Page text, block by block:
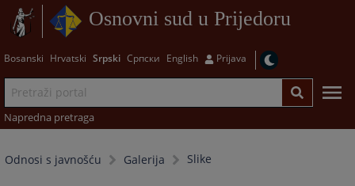
Osnovni sud u Prijedoru
Bosanski Hrvatski Srpski Српски English Prijava
Napredna pretraga
Odnosi s javnošću Galerija Slike